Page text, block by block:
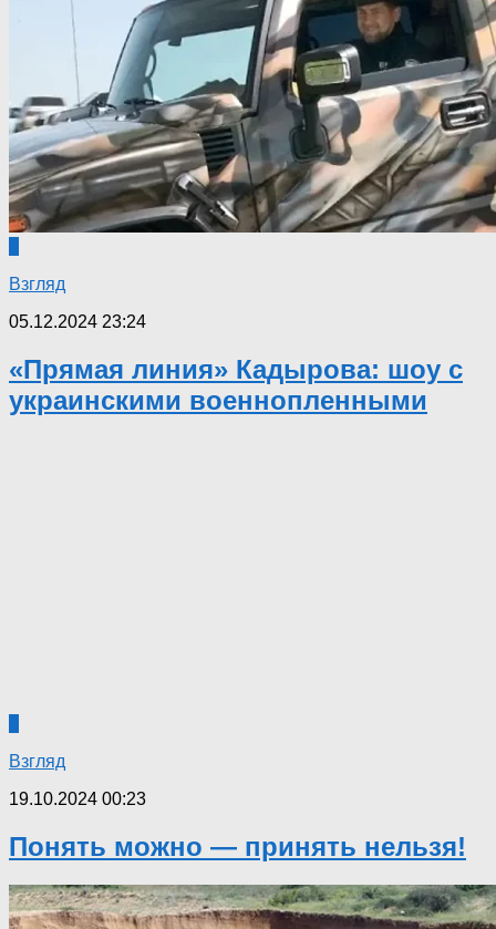
Взгляд
05.12.2024 23:24
«Прямая линия» Кадырова: шоу с
украинскими военнопленными
Взгляд
19.10.2024 00:23
Понять можно — принять нельзя!